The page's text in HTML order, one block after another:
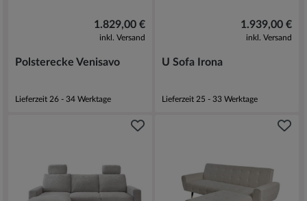
1.829,00 €
inkl. Versand
Polsterecke Venisavo
Lieferzeit 26 - 34 Werktage
1.939,00 €
inkl. Versand
U Sofa Irona
Lieferzeit 25 - 33 Werktage